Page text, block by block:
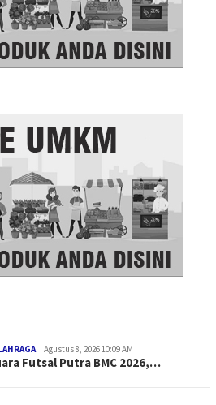
Agustus 8, 2026 10:09 AM
Futsal Putra BMC 2026,…